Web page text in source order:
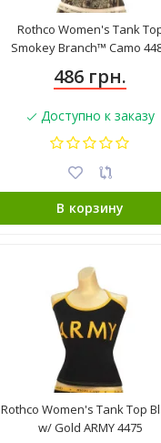
Rothco Women's Tank
Smokey Branch™ Camo
486 грн.
Доступно к заказу
В корзину
Rothco Women's Tank Top
w/ Gold ARMY 4475